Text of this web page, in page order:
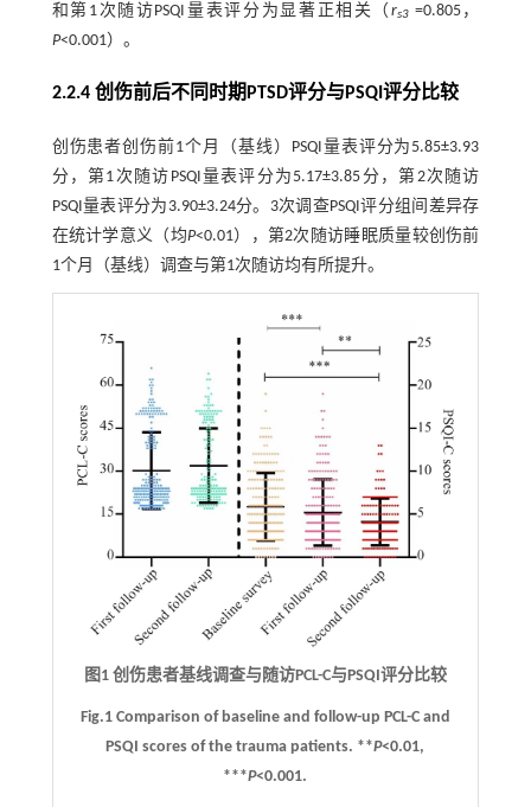
和第1次随访PSQI量表评分为显著正相关（rs3 =0.805，
P<0.001）。
2.2.4 创伤前后不同时期PTSD评分与PSQI评分比较
创伤患者创伤前1个月（基线）PSQI量表评分为5.85±3.93
分，第1次随访PSQI量表评分为5.17±3.85分，第2次随访
PSQI量表评分为3.90±3.24分。3次调查PSQI评分组间差异存
在统计学意义（均P<0.01），第2次随访睡眠质量较创伤前
1个月（基线）调查与第1次随访均有所提升。
图1 创伤患者基线调查与随访PCL-C与PSQI评分比较
Fig.1 Comparison of baseline and follow-up PCL-C and
PSQI scores of the trauma patients. **P<0.01,
***P<0.001.